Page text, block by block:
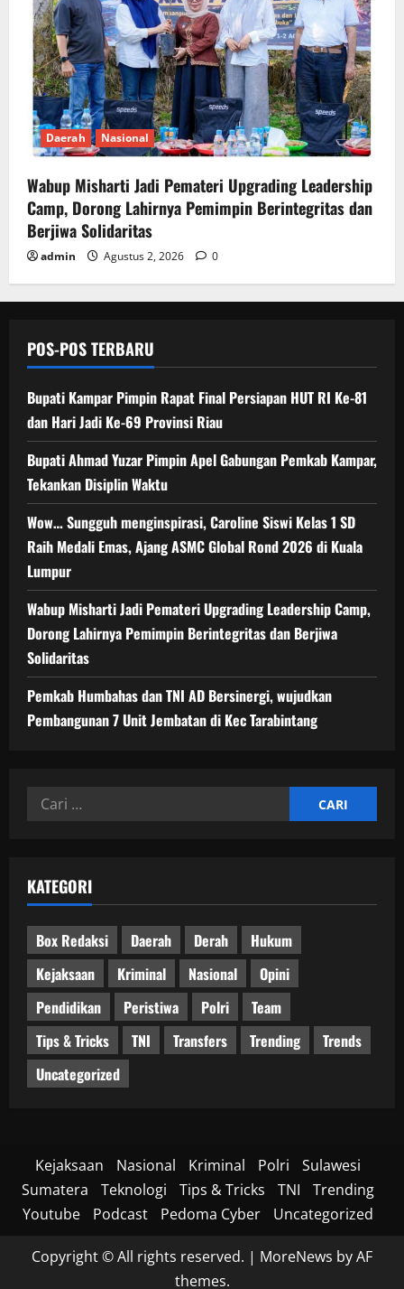
Daerah Nasional
Wabup Misharti Jadi Pemateri Upgrading Leadership
Camp, Dorong Lahirnya Pemimpin Berintegritas dan
Berjiwa Solidaritas
admin Agustus 2, 2026 0
POS-POS TERBARU
Bupati Kampar Pimpin Rapat Final Persiapan HUT RI Ke-81
dan Hari Jadi Ke-69 Provinsi Riau
Bupati Ahmad Yuzar Pimpin Apel Gabungan Pemkab Kampar,
Tekankan Disiplin Waktu
Wow… Sungguh menginspirasi, Caroline Siswi Kelas 1 SD
Raih Medali Emas, Ajang ASMC Global Rond 2026 di Kuala
Lumpur
Wabup Misharti Jadi Pemateri Upgrading Leadership Camp,
Dorong Lahirnya Pemimpin Berintegritas dan Berjiwa
Solidaritas
Pemkab Humbahas dan TNI AD Bersinergi, wujudkan
Pembangunan 7 Unit Jembatan di Kec Tarabintang
Cari
KATEGORI
Box Redaksi Daerah Derah
Hukum
Kejaksaan
Kriminal Nasional
Opini
Pendidikan
Peristiwa Polri
Team
Tips & Tricks
TNI Transfers Trending
Trends
Uncategorized
Kejaksaan Nasional Kriminal Polri
Sulawesi
Sumatera
Teknologi Tips & Tricks TNI
Trending
Youtube
Podcast Pedoma Cyber Uncategorized
Copyright © All rights reserved. | MoreNews by AF
themes.